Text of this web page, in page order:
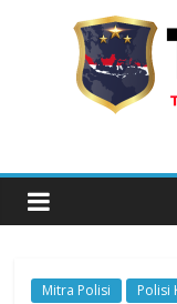
Mitra Polisi Polisi